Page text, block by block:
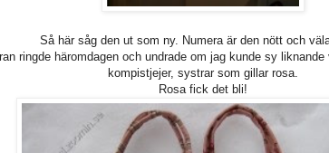
Så här såg den ut som ny. Numera är den nött och
ringde häromdagen och undrade om jag kunde sy
kompistjejer, systrar som gillar rosa.
Rosa fick det bli!